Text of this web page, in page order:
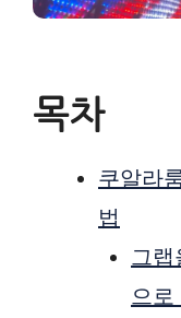
목차
쿠알라
법
그
으로